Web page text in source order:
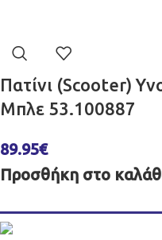
Πατίνι (Scooter)
Μπλε 53.100887
89.95€
Προσθήκη στο